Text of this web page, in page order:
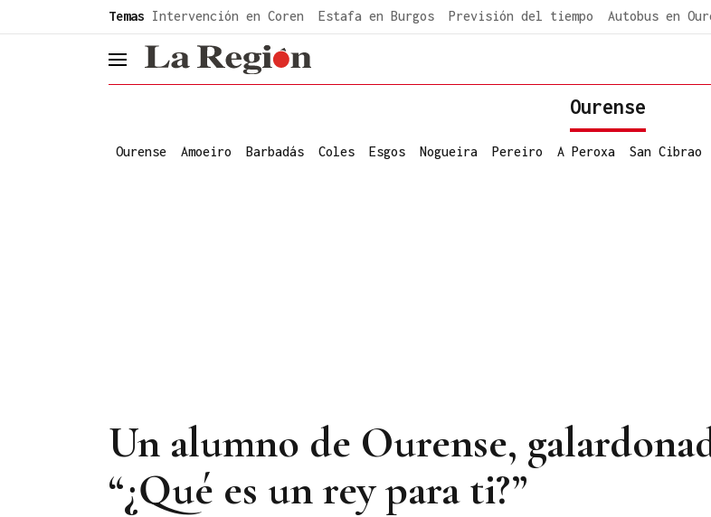
Temas Intervención en Coren Estafa en Burgos Previsión del tiempo Autobus en
header.menu.open
Ourense
Ourense Amoeiro Barbadás Coles Esgos Nogueira Pereiro A Peroxa San Cibrao
Un alumno de Ourense,
“¿Qué es un rey para ti?”